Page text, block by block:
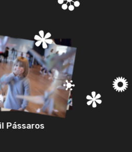
Pássaros